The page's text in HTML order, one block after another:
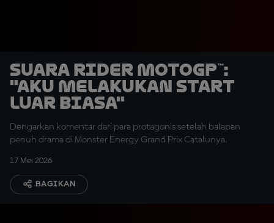
Suara Rider MotoGP™:
"Aku Melakukan Start
Luar Biasa"
Dengarkan komentar dari para protagonis setelah balapan
penuh drama di Monster Energy Grand Prix Catalunya.
17 Mei 2026
BAGIKAN